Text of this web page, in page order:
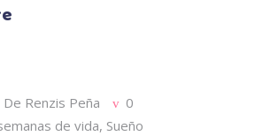
Renzis Peña
0
de vida, Sueño